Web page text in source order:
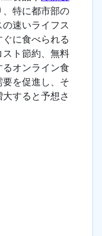
特に都市部の
速いライフス
に食べられる
ト節約、無料
オンライン食
を促進し、そ
すると予想さ